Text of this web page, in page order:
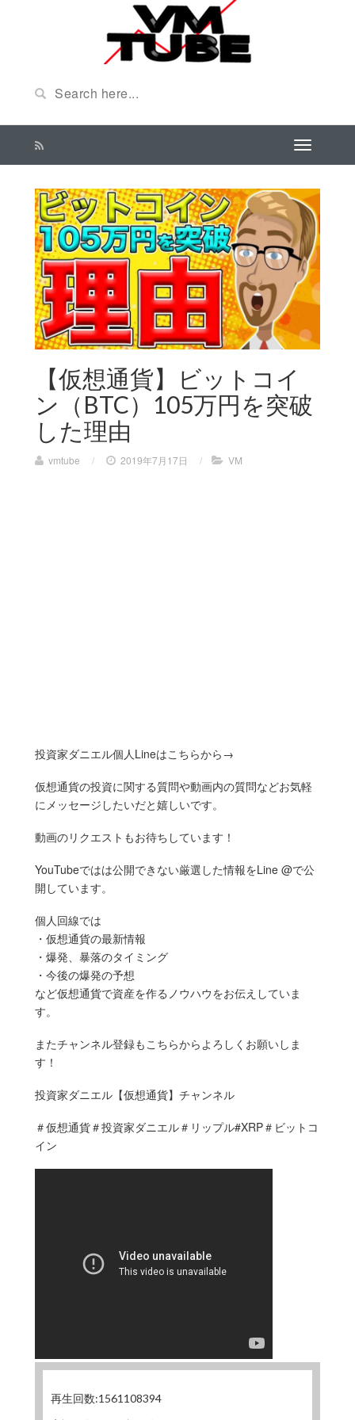
【仮想通貨】ビットコイ
ン（BTC）105万円を突破
した理由
vmtube / 2019年7月17日 / VM
投資家ダニエル個人Lineはこちらから→
仮想通貨の投資に関する質問や動画内の質問などお気軽
にメッセージしたいだと嬉しいです。
動画のリクエストもお待ちしています！
YouTubeではは公開できない厳選した情報をLine @で公
開しています。
個人回線では
・仮想通貨の最新情報
・爆発、暴落のタイミング
・今後の爆発の予想
など仮想通貨で資産を作るノウハウをお伝えしていま
す。
またチャンネル登録もこちらからよろしくお願いしま
す！
投資家ダニエル【仮想通貨】チャンネル
＃仮想通貨＃投資家ダニエル＃リップル#XRP＃ビットコ
イン
再生回数:1561108394